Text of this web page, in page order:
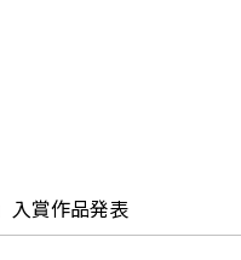
入賞作品発表